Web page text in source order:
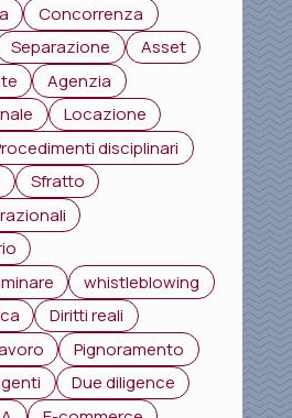
Concorrenza
Separazione
Asset
Agenzia
Locazione
disciplinari
Sfratto
whistleblowing
Diritti reali
Pignoramento
Due diligence